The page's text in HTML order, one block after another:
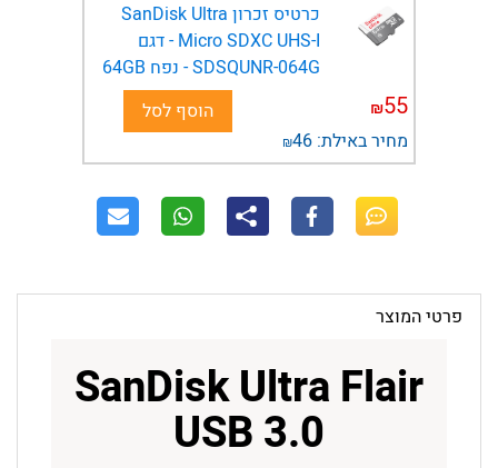
כרטיס זכרון SanDisk Ultra
Micro SDXC UHS-I - דגם
SDSQUNR-064G - נפח 64GB
55
₪
מחיר באילת: 46
₪
הוסף לסל
פרטי המוצר
SanDisk Ultra Flair
USB 3.0